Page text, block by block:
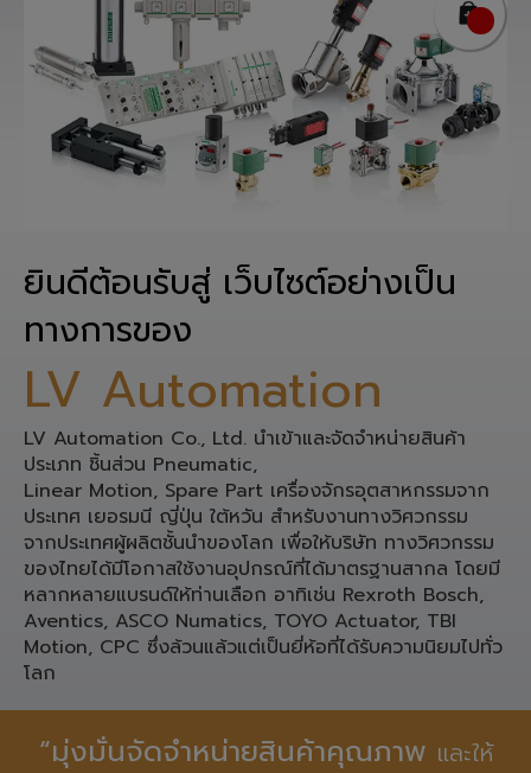
ยินดีต้อนรับสู่ เว็บไซต์อย่างเป็น
ทางการของ
LV Automation
LV Automation Co., Ltd. นำเข้าและจัดจำหน่ายสินค้า
ประเภท ชิ้นส่วน Pneumatic,
Linear Motion, Spare Part เครื่องจักรอุตสาหกรรมจาก
ประเทศ เยอรมนี ญี่ปุ่น ใต้หวัน สำหรับงานทางวิศวกรรม
จากประเทศผู้ผลิตชั้นนำของโลก เพื่อให้บริษัท ทางวิศวกรรม
ของไทยได้มีโอกาสใช้งานอุปกรณ์ที่ได้มาตรฐานสากล โดยมี
หลากหลายแบรนด์ให้ท่านเลือก อาทิเช่น Rexroth Bosch,
Aventics, ASCO Numatics, TOYO Actuator, TBI
Motion, CPC ซึ่งล้วนแล้วแต่เป็นยี่ห้อที่ได้รับความนิยมไปทั่ว
โลก